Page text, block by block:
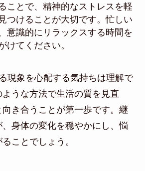
ことで、精神的なストレスを軽
つけることが大切です。忙しい
意識的にリラックスする時間を
けてください。
現象を心配する気持ちは理解で
うな方法で生活の質を見直
向き合うことが第一歩です。継
身体の変化を穏やかにし、悩
ことでしょう。